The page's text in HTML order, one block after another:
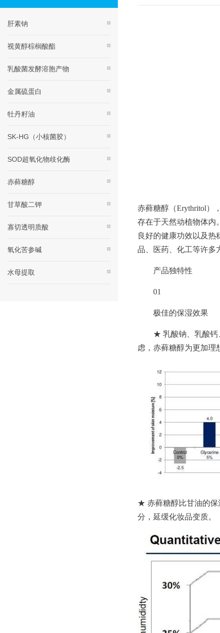
赤藓糖醇（Erythritol）
存在于天然动植物体内
良好的健康功效以及热
品、医药、化工等许多
产品独特性
01
极佳的保湿效果
★ 乳酸钠、乳酸钙
虑，赤藓糖醇为更加理
★ 赤藓糖醇比甘油的保
分，延缓化妆品变质。
肝素钠
视黄醇棕榈酸酯
乳酸菌发酵溶胞产物
金属硫蛋白
牡丹籽油
SK-HG（小核菌胶）
SOD超氧化物歧化酶
赤藓糖醇
甘草酸二钾
寡切透明质酸
氧化苦参碱
水母提取